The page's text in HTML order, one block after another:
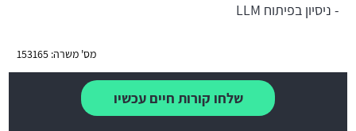
- ניסיון בפיתוח LLM
מס' משרה: 153165
שלחו קורות חיים עכשיו